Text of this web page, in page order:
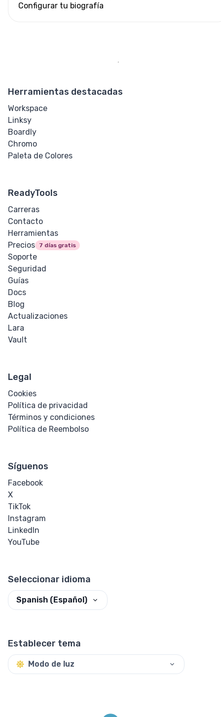
Configurar tu biografía
Herramientas destacadas
Workspace
Linksy
Boardly
Chromo
Paleta de Colores
ReadyTools
Carreras
Contacto
Herramientas
Precios
7 días gratis
Soporte
Seguridad
Guías
Docs
Blog
Actualizaciones
Lara
Vault
Legal
Cookies
Política de privacidad
Términos y condiciones
Política de Reembolso
Síguenos
Facebook
X
TikTok
Instagram
LinkedIn
YouTube
Seleccionar idioma
Spanish (Español)
Establecer tema
Modo de luz